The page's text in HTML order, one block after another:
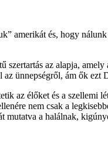
amerikát és, hogy
az alapja,
ünnepségről, ám ők
az élőket és a
nem csak a
mutatva a halálnak,